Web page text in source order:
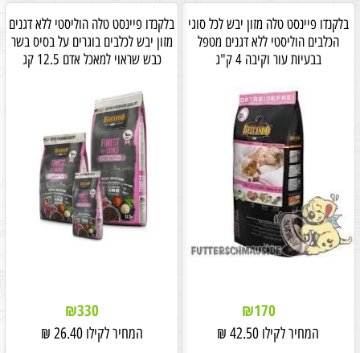
בלקנדו פיינסט טלה מזון יבש לכל סוגי
הכלבים הוליסטי ללא דגנים מטפל
בבעיות עור וקיבה 4 ק"ג
₪170
המחיר לקילו 42.50
₪
בלקנדו פיינסט טלה הוליסטי ללא דגנים
מזון יבש לכלבים בוגרים על בסיס בשר
כבש שראוי למאכל אדם 12.5 קג
₪330
המחיר לקילו 26.40
₪